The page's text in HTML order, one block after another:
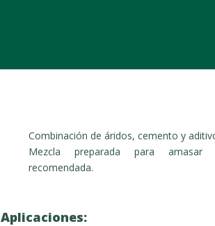
Combinación de áridos, cemento y
Mezcla preparada para
recomendada.
Aplicaciones: